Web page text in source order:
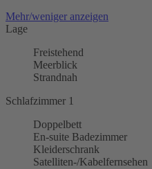
Mehr/weniger anzeigen
Lage
Freistehend
Meerblick
Strandnah
Schlafzimmer 1
Doppelbett
En-suite Badezimmer
Kleiderschrank
Satelliten-/Kabelfernsehen